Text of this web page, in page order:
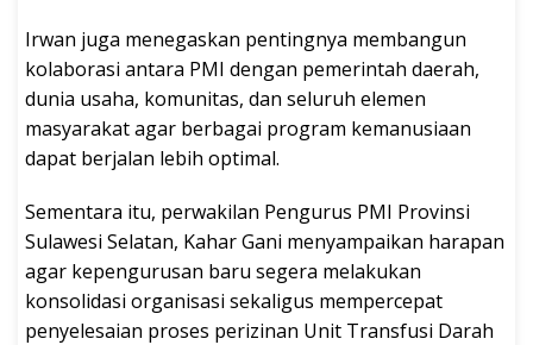
Irwan juga menegaskan pentingnya membangun
kolaborasi antara PMI dengan pemerintah daerah,
dunia usaha, komunitas, dan seluruh elemen
masyarakat agar berbagai program kemanusiaan
dapat berjalan lebih optimal.
Sementara itu, perwakilan Pengurus PMI Provinsi
Sulawesi Selatan, Kahar Gani menyampaikan harapan
agar kepengurusan baru segera melakukan
konsolidasi organisasi sekaligus mempercepat
penyelesaian proses perizinan Unit Transfusi Darah